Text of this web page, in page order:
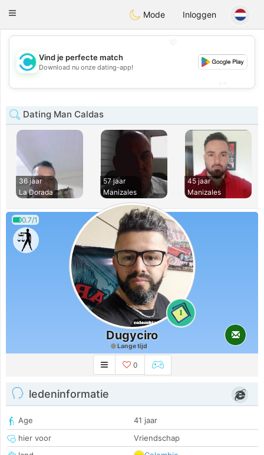
olombiaCitas
Toggle
Mode Inloggen
💖
💕
Vind je perfecte match
Download nu onze dating-app!
Dating Man Caldas
36 jaar
La Dorada
57 jaar
Manizales
45 jaar
Manizales
0.7/1
1
Dugyciro
Lange tijd
0
ledeninformatie
Age
41 jaar
hier voor
Vriendschap